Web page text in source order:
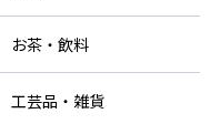
お茶・飲料
工芸品・雑貨